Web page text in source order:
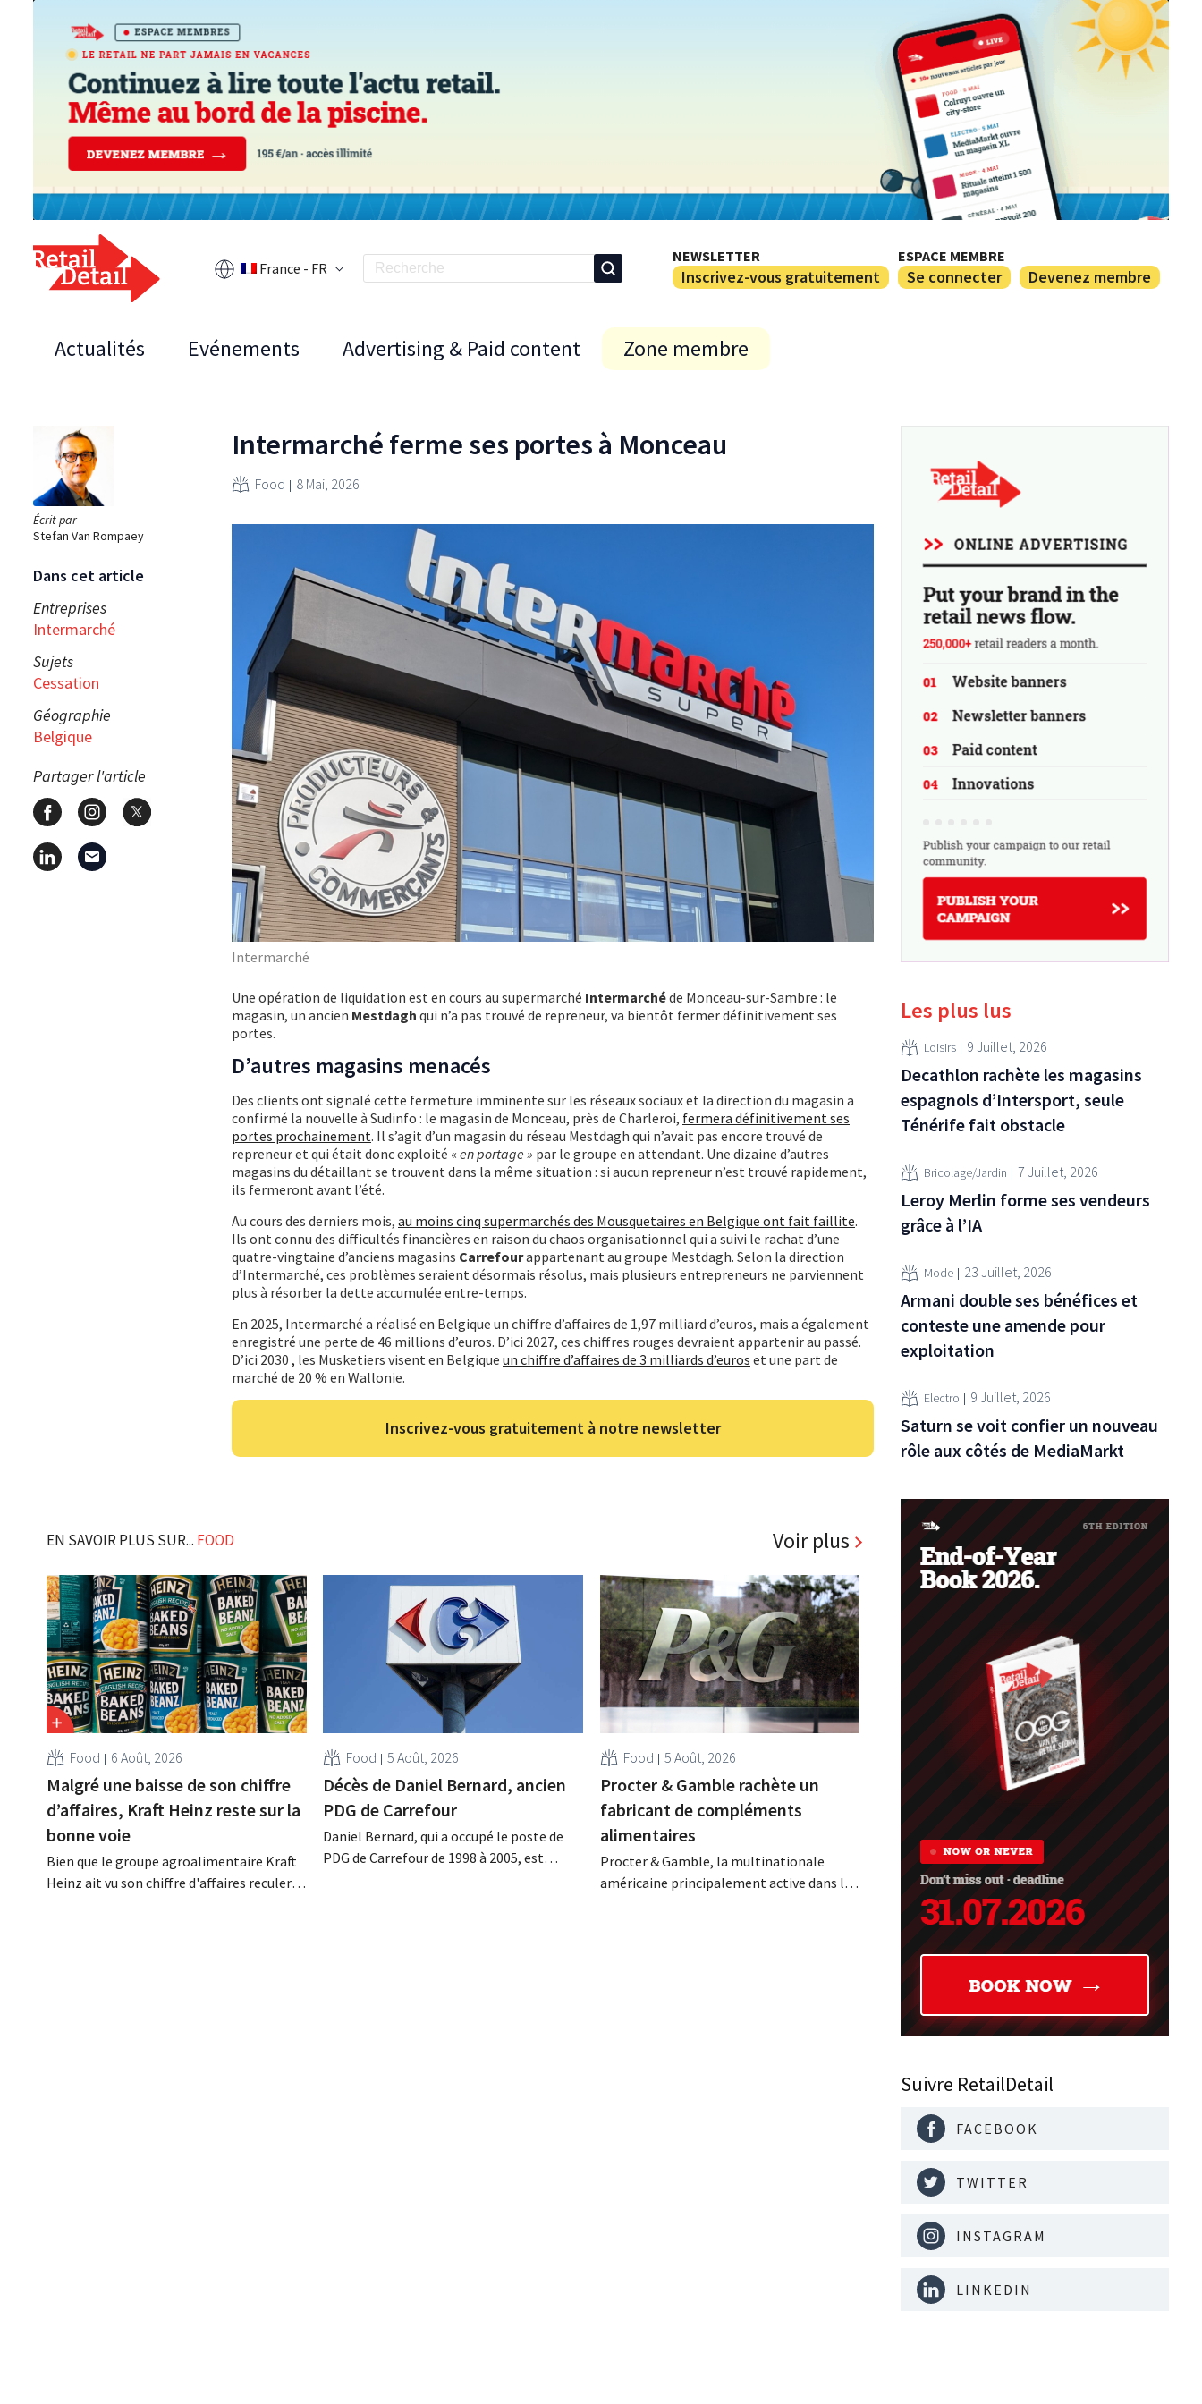
France - FR
NEWSLETTER
Inscrivez-vous gratuitement
ESPACE MEMBRE
Se connecter Devenez membre
Actualités Evénements Advertising & Paid content Zone membre
Écrit par
Stefan Van Rompaey
Dans cet article
Entreprises
Intermarché
Sujets
Cessation
Géographie
Belgique
Partager l'article
Intermarché ferme ses portes à Monceau
Food 8 Mai, 2026
Intermarché
Une opération de liquidation est en cours au supermarché Intermarchéde Monceau-sur-Sambre : le
magasin, un ancien Mestdagh qui n’a pas trouvé de repreneur, va bientôt fermer définitivement ses
portes.
D’autres magasins menacés
Des clients ont signalé cette fermeture imminente sur les réseaux sociaux et la direction du magasin a
confirmé la nouvelle à Sudinfo : le magasin de Monceau, près de Charleroi, fermera définitivement ses
portes prochainement. Il s’agit d’un magasin du réseau Mestdagh qui n’avait pas encore trouvé de
repreneur et qui était donc exploité « en portage » par le groupe en attendant. Une dizaine d’autres
magasins du détaillant se trouvent dans la même situation : si aucun repreneur n’est trouvé rapidement,
ils fermeront avant l’été.
Au cours des derniers mois, au moins cinq supermarchés des Mousquetaires en Belgique ont fait faillite.
Ils ont connu des difficultés financières en raison du chaos organisationnel qui a suivi le rachat d’une
quatre-vingtaine d’anciens magasins Carrefourappartenant au groupe Mestdagh. Selon la direction
d’Intermarché, ces problèmes seraient désormais résolus, mais plusieurs entrepreneurs ne parviennent
plus à résorber la dette accumulée entre-temps.
En 2025, Intermarché a réalisé en Belgique un chiffre d’affaires de 1,97 milliard d’euros, mais a également
enregistré une perte de 46 millions d’euros. D’ici 2027, ces chiffres rouges devraient appartenir au passé.
D’ici 2030 , les Musketiers visent en Belgique un chiffre d’affaires de 3 milliards d’euros et une part de
marché de 20 % en Wallonie.
Inscrivez-vous gratuitement à notre newsletter
EN SAVOIR PLUS SUR... FOOD Voir plus
Food 6 Août, 2026
Malgré une baisse de son chiffre
d’affaires, Kraft Heinz reste sur la
bonne voie
Bien que le groupe agroalimentaire Kraft
Heinz ait vu son chiffre d'affaires reculer
Food 5 Août, 2026
Décès de Daniel Bernard, ancien
PDG de Carrefour
Daniel Bernard, qui a occupé le poste de
PDG de Carrefour de 1998 à 2005, est
Food 5 Août, 2026
Procter & Gamble rachète un
fabricant de compléments
alimentaires
Procter & Gamble, la multinationale
américaine principalement active dans le
Les plus lus
Loisirs 9 Juillet, 2026
Decathlon rachète les magasins
espagnols d’Intersport, seule
Ténérife fait obstacle
Bricolage/Jardin 7 Juillet, 2026
Leroy Merlin forme ses vendeurs
grâce à l’IA
Mode 23 Juillet, 2026
Armani double ses bénéfices et
conteste une amende pour
exploitation
Electro 9 Juillet, 2026
Saturn se voit confier un nouveau
rôle aux côtés de MediaMarkt
Suivre RetailDetail
FACEBOOK
TWITTER
INSTAGRAM
LINKEDIN